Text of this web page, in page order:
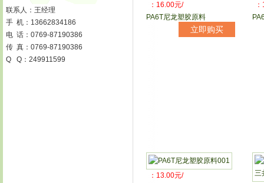
联系人：王经理
手 机：13662834186
电 话：0769-87190386
传 真：0769-87190386
Q Q：249911599
：16.00元/
PA6T尼龙塑胶原料
立即购买
：13.00元/